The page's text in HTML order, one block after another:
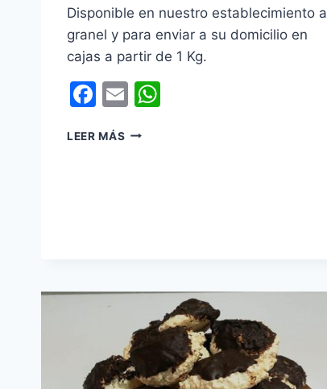
Disponible en nuestro establecimiento a
granel y para enviar a su domicilio en
cajas a partir de 1 Kg.
Facebook
Email
LEER MÁS CRISTINAS